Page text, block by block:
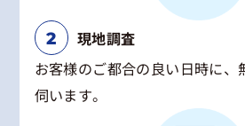
現地調査
お客様のご都合の良い日時に、
伺います。